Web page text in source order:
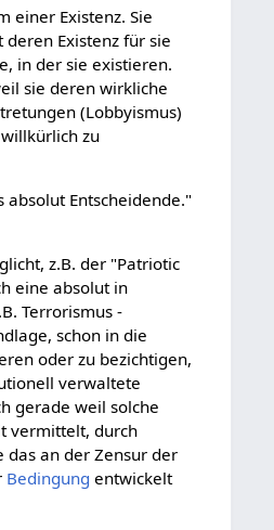
einer Existenz. Sie
Existenz für sie
in der sie existieren.
sie deren wirkliche
(Lobbyismus)
zu
Entscheidende."
z.B. der "Patriotic
eine absolut in
Terrorismus -
schon in die
oder zu bezichtigen,
verwaltete
gerade weil solche
vermittelt, durch
an der Zensur der
Bedingung entwickelt